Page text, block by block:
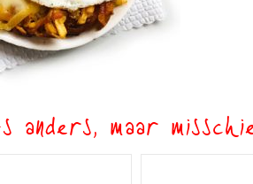
anders, maar